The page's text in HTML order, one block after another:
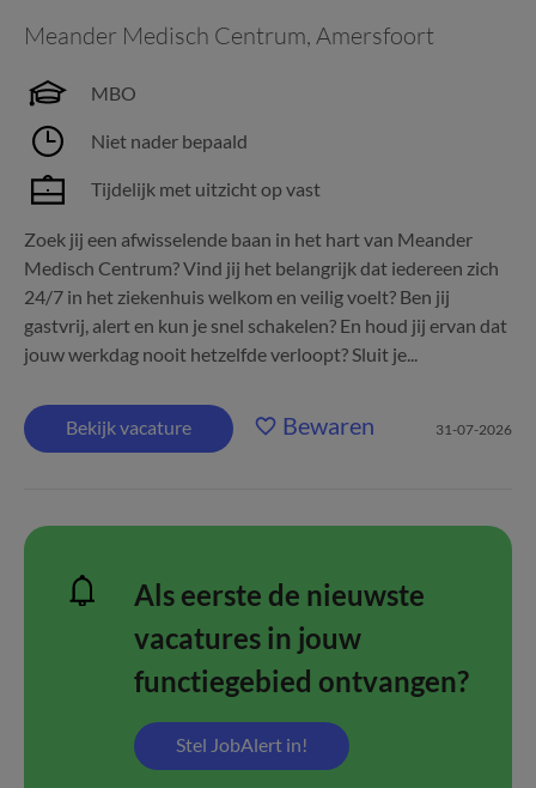
Meander Medisch Centrum, Amersfoort
MBO
Niet nader bepaald
Tijdelijk met uitzicht op vast
Zoek jij een afwisselende baan in het hart van Meander
Medisch Centrum? Vind jij het belangrijk dat iedereen zich
24/7 in het ziekenhuis welkom en veilig voelt? Ben jij
gastvrij, alert en kun je snel schakelen? En houd jij ervan dat
jouw werkdag nooit hetzelfde verloopt? Sluit je...
Bekijk vacature Bewaren 31-07-2026
Als eerste de nieuwste
vacatures in jouw
functiegebied ontvangen?
Stel JobAlert in!